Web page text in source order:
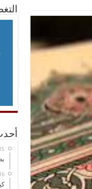
‏16 ساعة مضت